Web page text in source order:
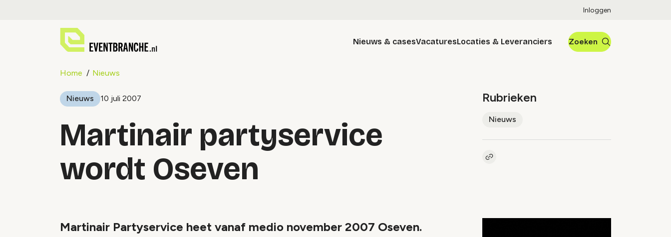
Inloggen
Nieuws & casesVacaturesLocaties & Leveranciers Zoeken
Home Nieuws
Nieuws 10 juli 2007
Martinair partyservice
wordt Oseven
Rubrieken
Nieuws
Kopieer link naar artikel
Martinair Partyservice heet vanaf medio november 2007 Oseven.